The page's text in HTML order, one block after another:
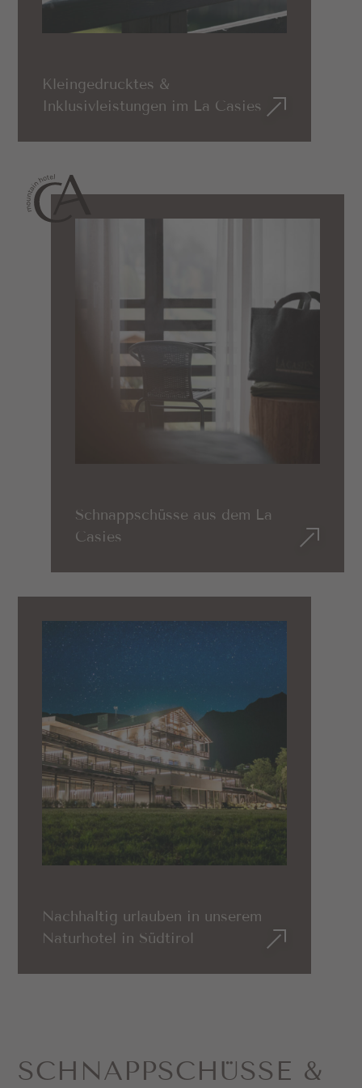
vor dem Ortskern nehmt ihr die zweite Ausfahrt,
passiert das Dorfzentrum und biegt nach der
Klosterweg und anschließend der Gsieser Straße
bis nach St. Magdalena. Dort biegt ihr direkt
Von Osttirol ausbis nach Lienz und über die
B100 Drautalstraße weiter nach Winnebach und
folgt der Straße für rund 2 km. Beim kleinen
Kreisverkehr vor dem Ortskern nehmt ihr die
zweite Ausfahrt, passiert das Dorfzentrum und
biegt nach der Tankstelle rechts in Richtung
Gsieser Tal ab. Für die nächsten 15 km folgt ihr
zuerst dem Klosterweg und anschließend der
Gsieser Straße bis nach St. Magdalena. Dort biegt
Routenplaner
Ladestationen für E-Fahrzeuge
Carsharing Südtirol
Kleingedrucktes &
Inklusivleistungen im La Casies
Schnappschüsse aus dem La
Casies
Nachhaltig urlauben in unserem
Naturhotel in Südtirol
SCHNAPP­SCHÜSSE &